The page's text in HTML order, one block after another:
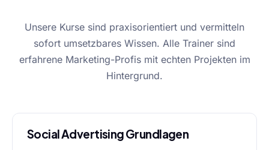
Unsere Kurse sind praxisorientiert und vermitteln
sofort umsetzbares Wissen. Alle Trainer sind
erfahrene Marketing-Profis mit echten Projekten im
Hintergrund.
Social Advertising Grundlagen